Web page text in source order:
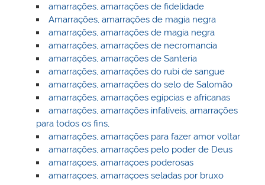
amarrações, amarrações de fidelidade
Amarrações, amarrações de magia negra
amarrações, amarrações de magia negra
amarrações, amarrações de necromancia
amarrações, amarrações de Santeria
amarrações, amarrações do rubi de sangue
amarrações, amarrações do selo de Salomão
amarrações, amarrações egípcias e africanas
amarrações, amarrações infalíveis, amarrações
para todos os fins,
amarrações, amarrações para fazer amor voltar
amarrações, amarrações pelo poder de Deus
amarraçoes, amarraçoes poderosas
amarraçoes, amarraçoes seladas por bruxo